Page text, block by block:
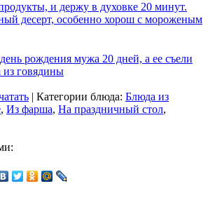
и держу в духовке 20 минут.
десерт, особенно хорош с мороженым
рождения мужа 20 дней, а ее съели
из говядины
| Категории блюда: Блюда из
, Из фарша, На праздничный стол,